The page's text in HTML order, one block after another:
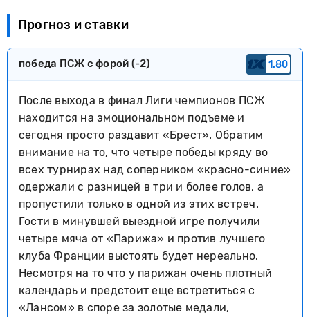
Прогноз и ставки
победа ПСЖ с форой (-2) 1.80
После выхода в финал Лиги чемпионов ПСЖ
находится на эмоциональном подъеме и
сегодня просто раздавит «Брест». Обратим
внимание на то, что четыре победы кряду во
всех турнирах над соперником «красно-синие»
одержали с разницей в три и более голов, а
пропустили только в одной из этих встреч.
Гости в минувшей выездной игре получили
четыре мяча от «Парижа» и против лучшего
клуба Франции выстоять будет нереально.
Несмотря на то что у парижан очень плотный
календарь и предстоит еще встретиться с
«Лансом» в споре за золотые медали,